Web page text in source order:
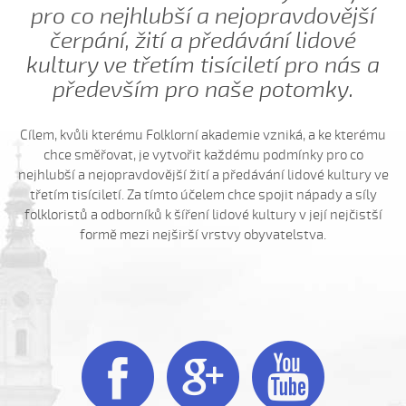
Jede šohaj z Vídňa (Alois Zatloukal, 2004)
Jeden cigáň (Daniel Bruštík, 2013)
Jeden cigáň (Josef Zámečník, 2009)
Jedna mamka (Eliška Hodulíková, 2008)
K horám...
K horám, súnečko (Barbora Kubáníková, 2008)
Kačena divoká...
Kamarádko moja (Valerie Šabršulová, 2009)
Kamaradzi beda mi je...
Kdybych já věděla
Kdybych já věděla, čí
Když jsem byl malunký...
pro co nejhlubší a nejopravdovější
čerpání, žití a předávání lidové
kultury ve třetím tisíciletí pro nás a
především pro naše potomky.
Cílem, kvůli kterému Folklorní akademie vzniká, a ke kterému
chce směřovat, je vytvořit každému podmínky pro co
nejhlubší a nejopravdovější žití a předávání lidové kultury ve
třetím tisíciletí. Za tímto účelem chce spojit nápady a síly
folkloristů a odborníků k šíření lidové kultury v její nejčistší
formě mezi nejširší vrstvy obyvatelstva.
